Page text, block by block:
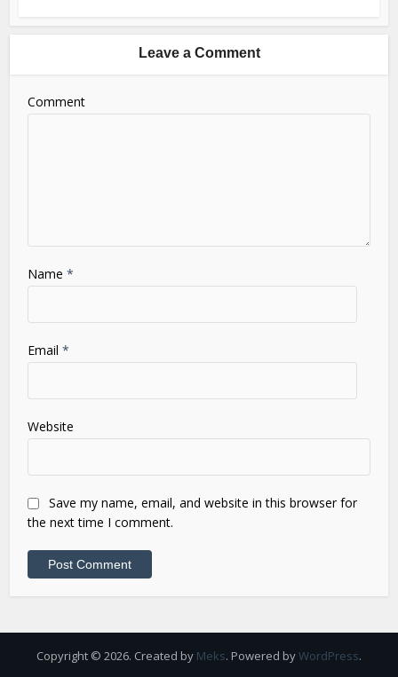
Leave a Comment
Comment
Name*
Email*
Website
Save my name, email, and website in this browser for
the next time I comment.
Copyright © 2026. Created by Meks. Powered byWordPress.